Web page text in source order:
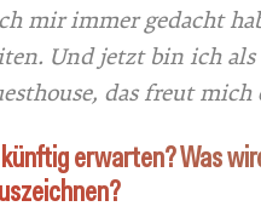
mir immer gedacht
Und jetzt bin ich
das freut mich
erwarten? Was